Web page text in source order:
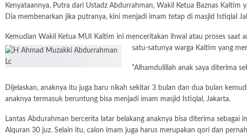
Kenyataannya, Putra dari Ustadz Abdurrahman, Wakil Ketua Baznas
Dia membenarkan jika putranya, kini menjadi imam tetap di masjid Istiqlal
Kemudian Wakil Ketua MUI Kaltim ini menceritakan ihwal atau proses saat
satu-satunya warga Kaltim yang
“Alhamdulillah anak saya diterima
Dijelaskan, anaknya itu juga baru nikah sekitar 3 bulan dan dua bulan
anaknya termasuk beruntung bisa menjadi imam masjid Istiqlal, Jakarta.
Lantas Abdurahman bercerita latar belakang anaknya bisa diterima
Alquran 30 juz. Selain itu, calon imam juga harus merupakan qori dan